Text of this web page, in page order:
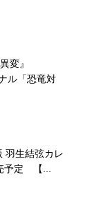
変』
ル「恐竜対
羽生結弦カレ
予定 【...